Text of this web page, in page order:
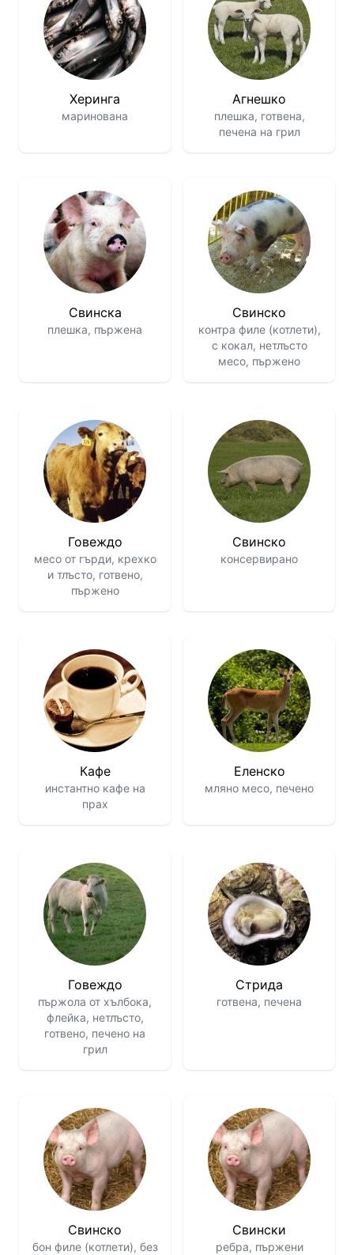
Херинга
маринована
Агнешко
плешка, готвена,
печена на грил
Свинска
плешка, пържена
Свинско
контра филе (котлети),
с кокал, нетлъсто
месо, пържено
Говеждо
месо от гърди, крехко
и тлъсто, готвено,
пържено
Свинско
консервирано
Кафе
инстантно кафе на
прах
Еленско
мляно месо, печено
Говеждо
пържола от хълбока,
флейка, нетлъсто,
готвено, печено на
грил
Стрида
готвена, печена
Свинско
бон филе (котлети), без
Свински
ребра, пържени